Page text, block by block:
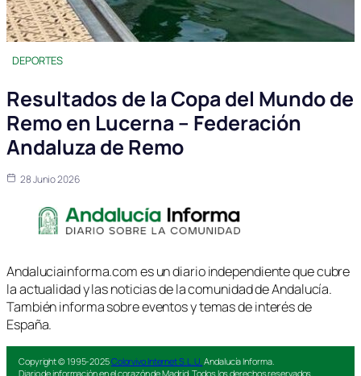
DEPORTES
Resultados de la Copa del Mundo de
Remo en Lucerna – Federación
Andaluza de Remo
28 Junio 2026
Andaluciainforma.com es un diario independiente que cubre
la actualidad y las noticias de la comunidad de Andalucía.
También informa sobre eventos y temas de interés de
España.
Copyright © 1995-2025Colorvivo Internet S.L.U. Andalucía Informa.
Diario de información en el corazón de Madrid. Todos los derechos reservados.